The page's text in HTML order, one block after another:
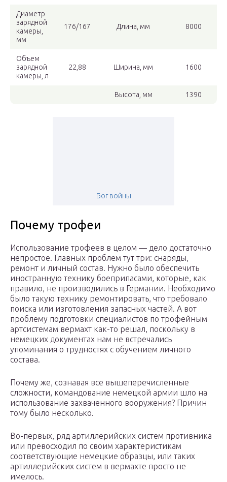
Диаметр
зарядной
камеры,
мм
176/167 Длина, мм 8000
Объем
зарядной
камеры, л
22,88 Ширина, мм 1600
Высота, мм 1390
Бог войны
Почему трофеи
Использование трофеев в целом — дело достаточно
непростое. Главных проблем тут три: снаряды,
ремонт и личный состав. Нужно было обеспечить
иностранную технику боеприпасами, которые, как
правило, не производились в Германии. Необходимо
было такую технику ремонтировать, что требовало
поиска или изготовления запасных частей. А вот
проблему подготовки специалистов по трофейным
артсистемам вермахт как-то решал, поскольку в
немецких документах нам не встречались
упоминания о трудностях с обучением личного
состава.
Почему же, сознавая все вышеперечисленные
сложности, командование немецкой армии шло на
использование захваченного вооружения? Причин
тому было несколько.
Во-первых, ряд артиллерийских систем противника
или превосходил по своим характеристикам
соответствующие немецкие образцы, или таких
артиллерийских систем в вермахте просто не
имелось.